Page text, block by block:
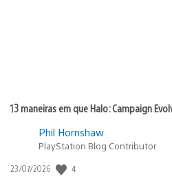
13 maneiras em que Halo: Campaign
Phil Hornshaw
PlayStation Blog Contributor
Data
23/07/2026 4